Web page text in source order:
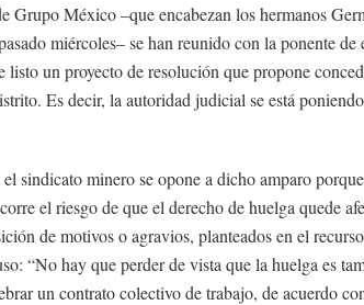
Grupo México –que encabezan los hermanos
miércoles– se han reunido con la ponente
listo un proyecto de resolución que propone
Es decir, la autoridad judicial se está
sindicato minero se opone a dicho amparo
el riesgo de que el derecho de huelga quede
de motivos o agravios, planteados en el
“No hay que perder de vista que la huelga es
un contrato colectivo de trabajo, de acuerdo